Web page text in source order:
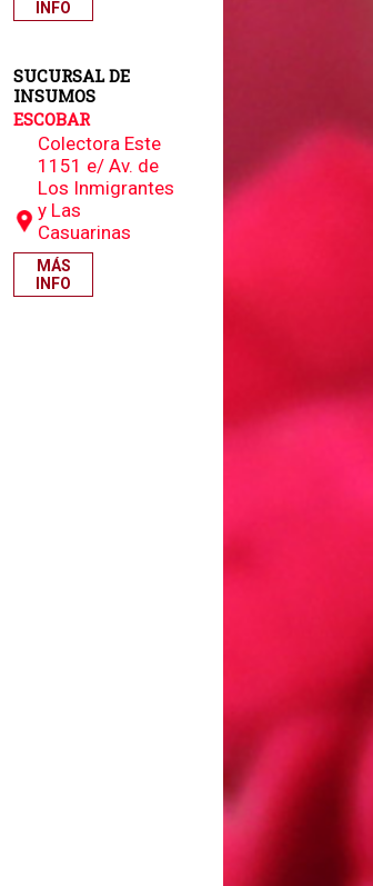
INFO
SUCURSAL DE
INSUMOS
ESCOBAR
Colectora Este
1151 e/ Av. de
Los Inmigrantes
y Las
Casuarinas
MÁS
INFO